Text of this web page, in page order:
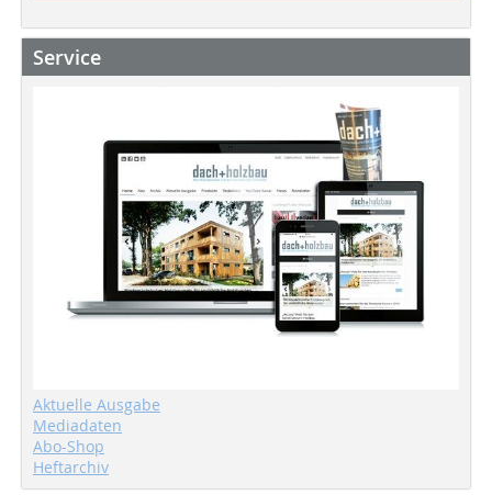
Service
Aktuelle Ausgabe
Mediadaten
Abo-Shop
Heftarchiv